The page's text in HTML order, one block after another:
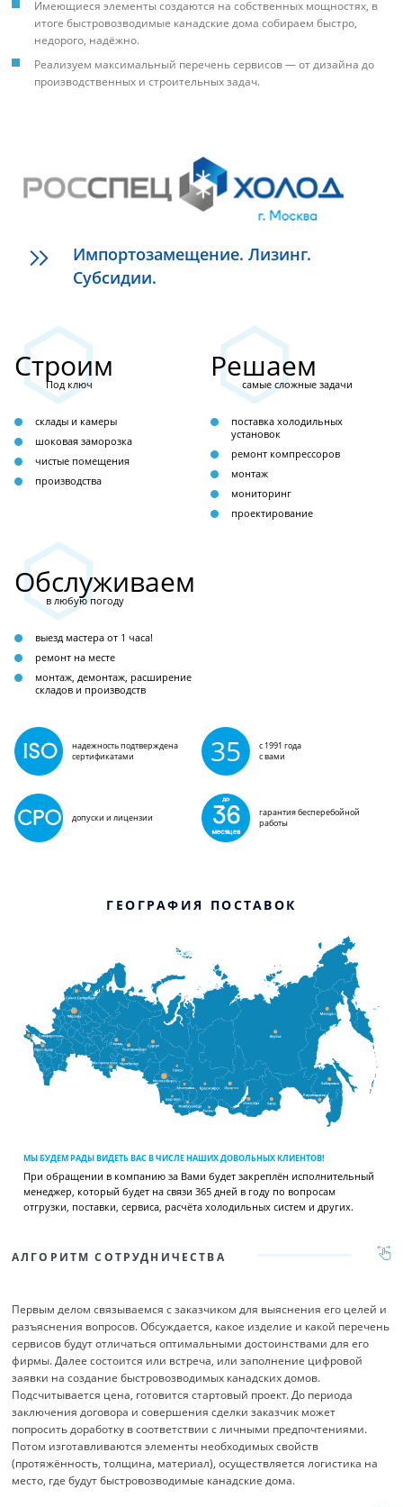
Имеющиеся элементы создаются на собственных мощностях, в
итоге быстровозводимые канадские дома собираем быстро,
недорого, надёжно.
Реализуем максимальный перечень сервисов — от дизайна до
производственных и строительных задач.
Импортозамещение. Лизинг.
Субсидии.
Строим
Под ключ
склады и камеры
шоковая заморозка
чистые помещения
производства
Решаем
самые сложные задачи
поставка холодильных
установок
ремонт компрессоров
монтаж
мониторинг
проектирование
Обслуживаем
в любую погоду
выезд мастера от 1 часа!
ремонт на месте
монтаж, демонтаж, расширение
складов и производств
надежность подтверждена
сертификатами
35
с 1991 года
с вами
допуски и лицензии
гарантия бесперебойной
работы
ГЕОГРАФИЯ ПОСТАВОК
МЫ БУДЕМ РАДЫ ВИДЕТЬ ВАС В ЧИСЛЕ НАШИХ ДОВОЛЬНЫХ КЛИЕНТОВ!
При обращении в компанию за Вами будет закреплён исполнительный
менеджер, который будет на связи 365 дней в году по вопросам
отгрузки, поставки, сервиса, расчёта холодильных систем и других.
АЛГОРИТМ СОТРУДНИЧЕСТВА
Первым делом связываемся с заказчиком для выяснения его целей и
разъяснения вопросов. Обсуждается, какое изделие и какой перечень
сервисов будут отличаться оптимальными достоинствами для его
фирмы. Далее состоится или встреча, или заполнение цифровой
заявки на создание быстровозводимых канадских домов.
Подсчитывается цена, готовится стартовый проект. До периода
заключения договора и совершения сделки заказчик может
попросить доработку в соответствии с личными предпочтениями.
Потом изготавливаются элементы необходимых свойств
(протяжённость, толщина, материал), осуществляется логистика на
место, где будут быстровозводимые канадские дома.